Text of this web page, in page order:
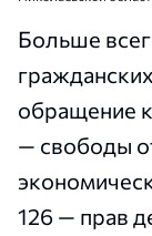
Больше
обращение
— свободы
126 — прав